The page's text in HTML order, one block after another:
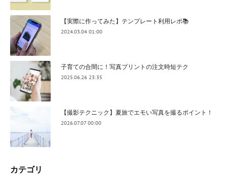
【実際に作ってみた】テンプレート利用レポ📚
2024.03.04 01:00
子育ての合間に！写真プリントの注文時短テク
2025.06.26 23:35
【撮影テクニック】夏旅でエモい写真を撮るポイント！
2026.07.07 00:00
カテゴリ